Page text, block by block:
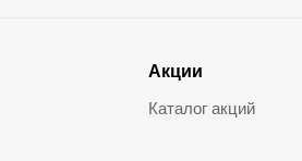
Акции
Каталог акций